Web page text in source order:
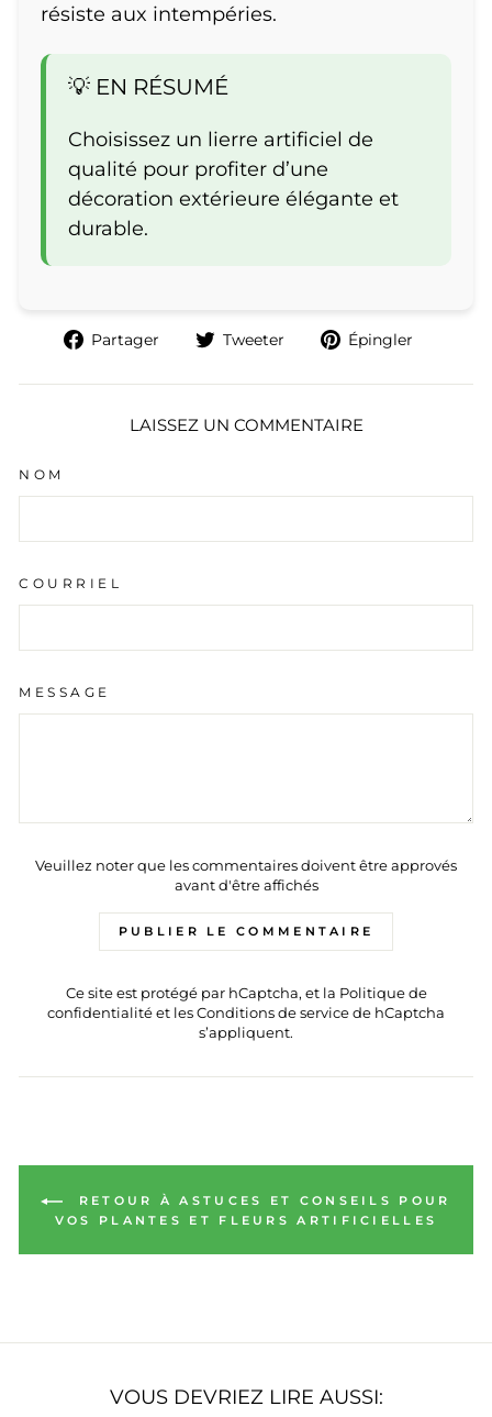
résiste aux intempéries.
💡 EN RÉSUMÉ
Choisissez un lierre artificiel de
qualité pour profiter d’une
décoration extérieure élégante et
durable.
Partager
Partager
Facebook
Tweeter
Tweeter
Twitter
Épingler
LAISSEZ UN COMMENTAIRE
NOM
COURRIEL
MESSAGE
Veuillez noter que les commentaires doivent être approvés
avant d'être affichés
PUBLIER LE COMMENTAIRE
Ce site est protégé par hCaptcha, et la Politique de
confidentialité et les Conditions de service de hCaptcha
s’appliquent.
RETOUR À ASTUCES ET CONSEILS POUR
VOS PLANTES ET FLEURS ARTIFICIELLES
VOUS DEVRIEZ LIRE AUSSI: